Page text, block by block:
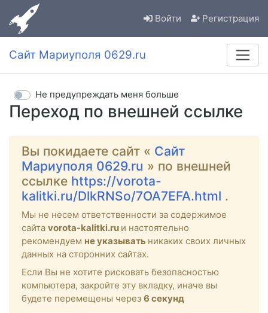
Войти Регистрация
Сайт Мариуполя 0629.ru
Переход по внешней ссылке
Не предупреждать меня больше
Вы покидаете сайт « Сайт
Мариуполя 0629.ru » по внешней
ссылке https://vorota-
kalitki.ru/DlkRNSo/7OA7EFA.html .
Мы не несем ответственности за содержимое
сайта vorota-kalitki.ru и настоятельно
рекомендуем не указывать никаких своих личных
данных на сторонних сайтах.
Если Вы не хотите рисковать безопасностью
компьютера, закройте эту вкладку, иначе вы
будете перемещены через 6 секунд